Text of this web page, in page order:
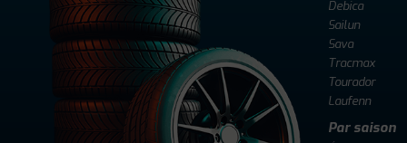
Debica
Sailun
Sava
Tracmax
Tourador
Laufenn
Par saison